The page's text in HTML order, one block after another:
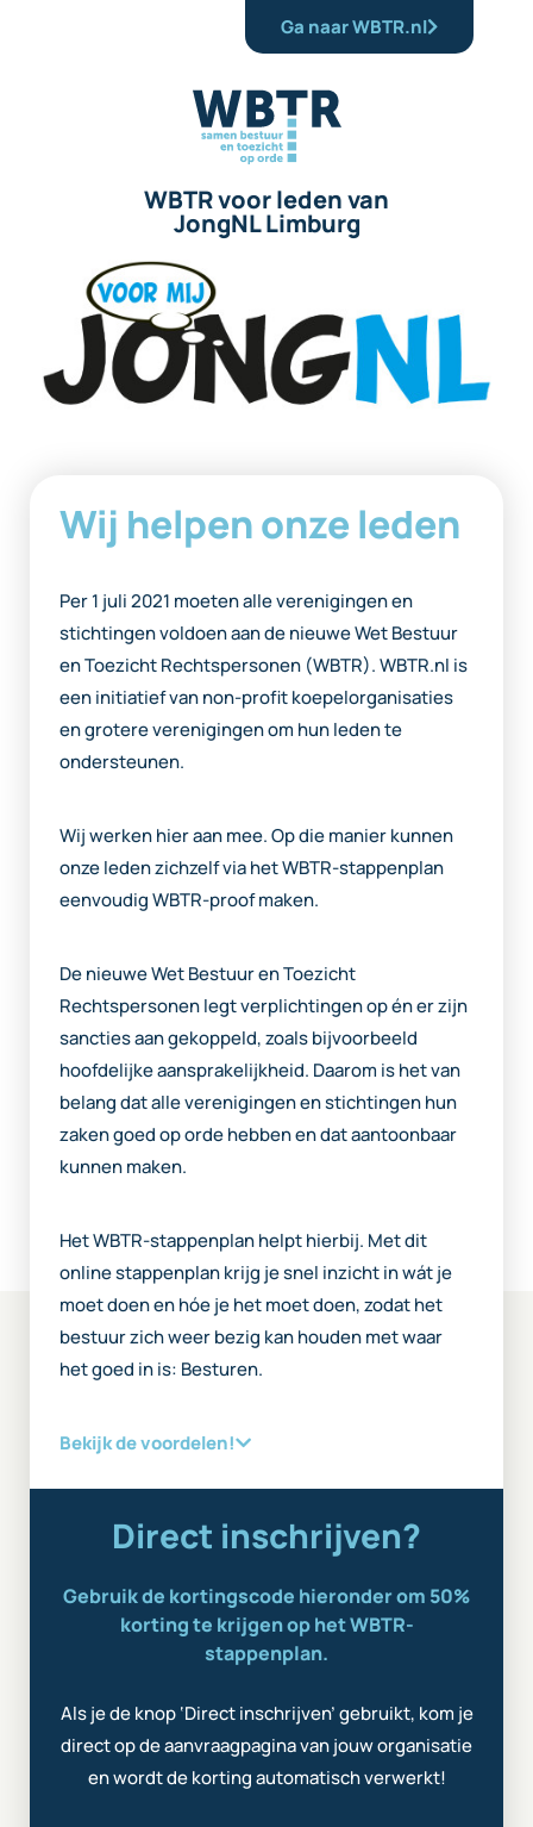
Ga naar WBTR.nl
WBTR voor leden van
JongNL Limburg
Wij helpen onze leden
Per 1 juli 2021 moeten alle verenigingen en
stichtingen voldoen aan de nieuwe Wet Bestuur
en Toezicht Rechtspersonen (WBTR). WBTR.nl is
een initiatief van non-profit koepelorganisaties
en grotere verenigingen om hun leden te
ondersteunen.
Wij werken hier aan mee. Op die manier kunnen
onze leden zichzelf via het WBTR-stappenplan
eenvoudig WBTR-proof maken.
De nieuwe Wet Bestuur en Toezicht
Rechtspersonen legt verplichtingen op én er zijn
sancties aan gekoppeld, zoals bijvoorbeeld
hoofdelijke aansprakelijkheid. Daarom is het van
belang dat alle verenigingen en stichtingen hun
zaken goed op orde hebben en dat aantoonbaar
kunnen maken.
Het WBTR-stappenplan helpt hierbij. Met dit
online stappenplan krijg je snel inzicht in wát je
moet doen en hóe je het moet doen, zodat het
bestuur zich weer bezig kan houden met waar
het goed in is: Besturen.
Bekijk de voordelen!
Direct inschrijven?
Gebruik de kortingscode hieronder om 50%
korting te krijgen op het WBTR-
stappenplan.
Als je de knop ‘Direct inschrijven’ gebruikt, kom je
direct op de aanvraagpagina van jouw organisatie
en wordt de korting automatisch verwerkt!